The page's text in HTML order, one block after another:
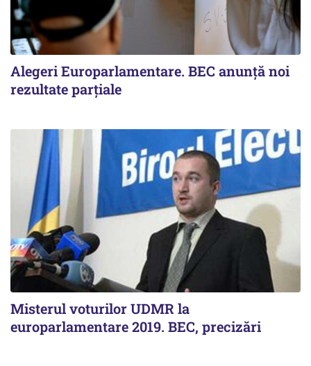
Alegeri Europarlamentare. BEC anunţă noi
rezultate parţiale
Misterul voturilor UDMR la
europarlamentare 2019. BEC, precizări